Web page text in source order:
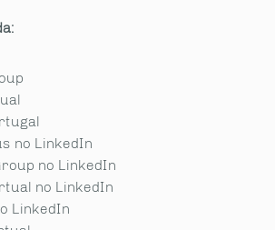
no LinkedIn
no LinkedIn
no LinkedIn
LinkedIn